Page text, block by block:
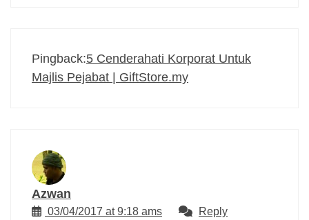
Pingback:5 Cenderahati Korporat Untuk
Majlis Pejabat | GiftStore.my
Azwan
03/04/2017 at 9:18 ams Reply